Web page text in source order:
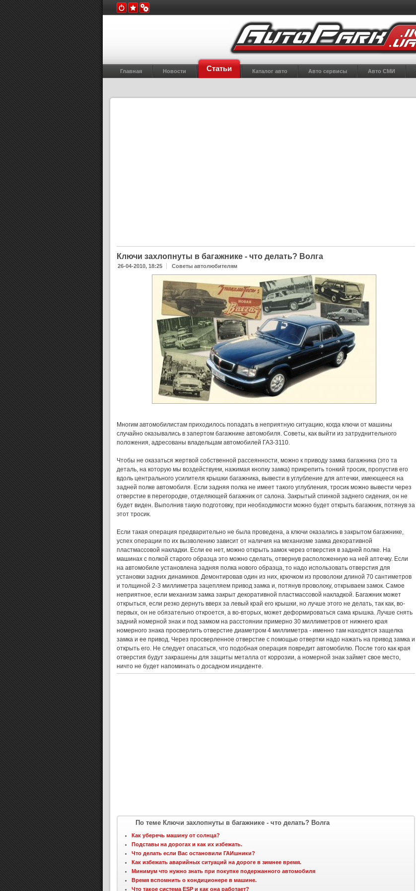
Главная Новости Статьи Каталог авто Авто сервисы Авто СМИ
Ключи захлопнуты в багажнике - что делать? Волга
26-04-2010, 18:25 Советы автолюбителям
Многим автомобилистам приходилось попадать в неприятную ситуацию, когда ключи от машины
случайно оказывались в запертом багажнике автомобиля. Советы, как выйти из затруднительного
положения, адресованы владельцам автомобилей ГАЗ-3110.
Чтобы не оказаться жертвой собственной рассеянности, можно к приводу замка багажника (это та
деталь, на которую мы воздействуем, нажимая кнопку замка) прикрепить тонкий тросик, пропустив его
вдоль центрального усилителя крышки багажника, вывести в углубление для аптечки, имеющееся на
задней полке автомобиля. Если задняя полка не имеет такого углубления, тросик можно вывести через
отверстие в перегородке, отделяющей багажник от салона. Закрытый спинкой заднего сидения, он не
будет виден. Выполнив такую подготовку, при необходимости можно будет открыть багажник, потянув за
этот тросик.
Если такая операция предварительно не была проведена, а ключи оказались в закрытом багажнике,
успех операции по их вызволению зависит от наличия на механизме замка декоративной
пластмассовой накладки. Если ее нет, можно открыть замок через отверстия в задней полке. На
машинах с полкой старого образца это можно сделать, отвернув расположенную на ней аптечку. Если
на автомобиле установлена задняя полка нового образца, то надо использовать отверстия для
установки задних динамиков. Демонтировав один из них, крючком из проволоки длиной 70 сантиметров
и толщиной 2-3 миллиметра зацепляем привод замка и, потянув проволоку, открываем замок. Самое
неприятное, если механизм замка закрыт декоративной пластмассовой накладкой. Багажник может
открыться, если резко дернуть вверх за левый край его крышки, но лучше этого не делать, так как, во-
первых, он не обязательно откроется, а во-вторых, может деформироваться сама крышка. Лучше снять
задний номерной знак и под замком на расстоянии примерно 30 миллиметров от нижнего края
номерного знака просверлить отверстие диаметром 4 миллиметра - именно там находятся защелка
замка и ее привод. Через просверленное отверстие с помощью отвертки надо нажать на привод замка и
открыть его. Не следует опасаться, что подобная операция повредит автомобилю. После того как края
отверстия будут закрашены для защиты металла от коррозии, а номерной знак займет свое место,
ничто не будет напоминать о досадном инциденте.
По теме Ключи захлопнуты в багажнике - что делать? Волга
Как уберечь машину от солнца?
Подставы на дорогах и как их избежать.
Что делать если Вас остановили ГАИшники?
Как избежать аварийных ситуаций на дороге в зимнее время.
Минимум что нужно знать при покупке подержанного автомобиля
Время вспомнить о кондиционере в машине.
Что такое система ESP и как она работает?